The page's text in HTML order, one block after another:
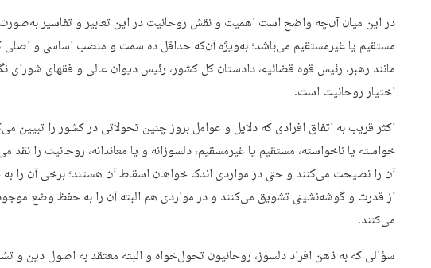
در این میان آن‌چه واضح است اهمیت و نقش روحانیت در این تعابیر و تفاسیر به‌صورت
مستقیم یا غیرمستقیم می‌باشد؛ به‌ویژه آن‌که حداقل ده سمت و منصب اساسی و
مانند رهبر، رئیس قوه قضائیه، دادستان کل کشور، رئیس دیوان عالی و فقهای شورای
اختیار روحانیت است.
اکثر قریب به اتفاق افرادی که دلایل و عوامل بروز چنین تحولاتی در کشور را تبیین
خواسته یا ناخواسته، مستقیم یا غیرمسقیم، دلسوزانه و یا معاندانه، روحانیت را نقد
آن‌ را نصیحت می‌کنند و حتی در مواردی اندک خواهان اسقاط آن هستند؛ برخی آن را
از قدرت و گوشه‌نشینی تشویق می‌کنند و در مواردی هم البته آن‌ را به حفظ وضع
می‌کنند.
سؤالی که به ذهن افراد دلسوز، روحانیون تحول‌خواه و البته معتقد به اصول دین و